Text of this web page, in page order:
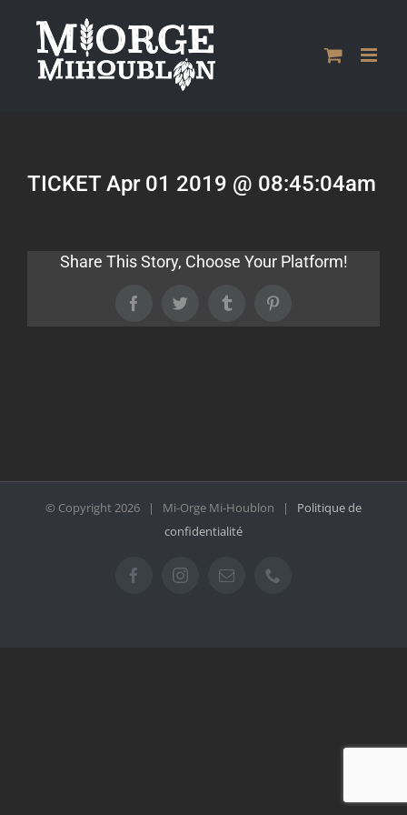
contenu
TICKET Apr 01 2019 @ 08:45:04am
Share This Story, Choose Your Platform!
FacebookTwitter Tumblr
© Copyright2026 | Mi-Orge Mi-Houblon | Politique de
confidentialité
FacebookInstagramEmail